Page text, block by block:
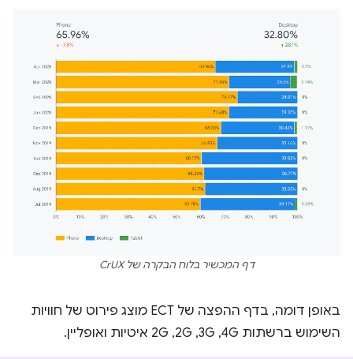
דף המכשיר בלוח הבקרה של CrUX
באופן דומה, בדף ההפצה של ECT מוצג פירוט של חוויות
השימוש ברשתות 4G,‏ 3G,‏ 2G,‏ 2G איטיות ואופליין.